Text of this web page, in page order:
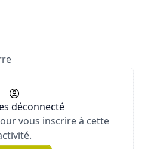
déconnecté
vous inscrire à cette